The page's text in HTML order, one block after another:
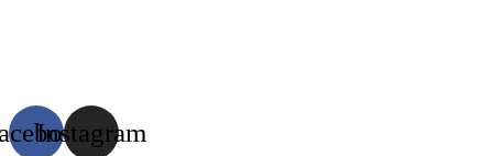
Instagram